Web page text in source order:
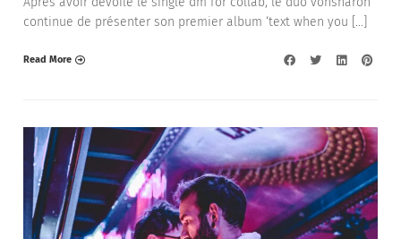
continue de présenter son premier album ‘text when you […]
Read More